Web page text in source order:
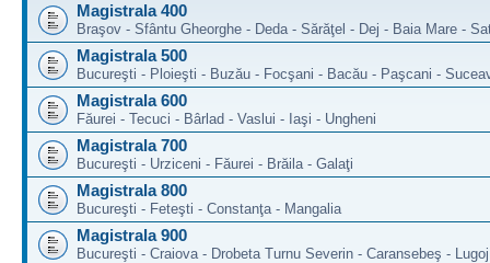
Magistrala 400
Braşov - Sfântu Gheorghe - Deda - Sărăţel - Dej - Baia Mare -
Magistrala 500
Bucureşti - Ploieşti - Buzău - Focşani - Bacău - Paşcani -
Magistrala 600
Făurei - Tecuci - Bârlad - Vaslui - Iaşi - Ungheni
Magistrala 700
Bucureşti - Urziceni - Făurei - Brăila - Galaţi
Magistrala 800
Bucureşti - Feteşti - Constanţa - Mangalia
Magistrala 900
Bucureşti - Craiova - Drobeta Turnu Severin - Caransebeş -